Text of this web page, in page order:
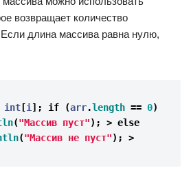
возвращает количество
длина массива равна нулю,
int [i ]; if (arr.length == 0)
("Массив пуст"); > else
("Массив не пуст"); >